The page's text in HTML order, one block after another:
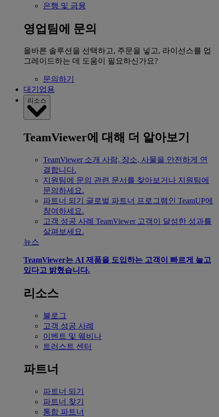
은행 및 금융
영업팀에 문의
올바른 솔루션을 선택하고, 주문을 넣고, 라이선스를 업
그레이드하는 데 도움이 필요하신가요?
문의하기
대기업용
리소스
TeamViewer에 대해 더 알아보기
TeamViewer 소개 사람, 장소, 사물을 안전하게 연
결합니다.
지원팀에 문의 관련 문서를 찾아보거나 지원팀에
문의하세요.
파트너 되기
글로벌 파트너 프로그램인 TeamUP에
참여하세요.
고객 성공 사례 TeamViewer 고객이 달성한 성과를
살펴보세요.
뉴스
TeamViewer는 AI 제품을 도입하는 고객이 빠르게 늘고
있다고 밝혔습니다.
리소스
블로그
고객 성공 사례
이벤트 및 웨비나
트러스트 센터
파트너
파트너 되기
파트너 찾기
통합 파트너